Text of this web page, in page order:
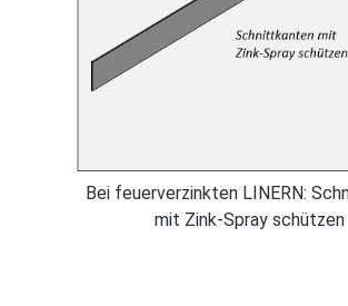
Bei feuerverzinkten LINERN:
mit Zink-Spray schützen